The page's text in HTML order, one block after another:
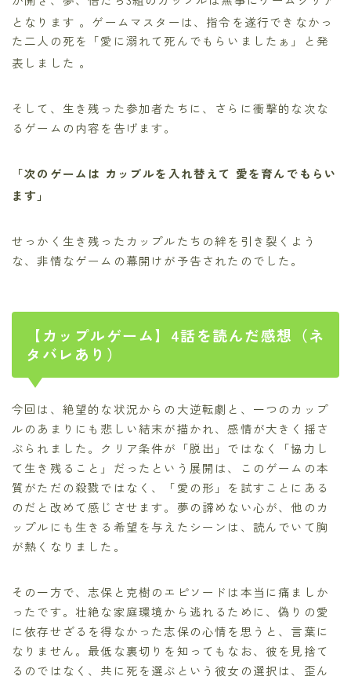
となります 。ゲームマスターは、指令を遂行できなかっ
た二人の死を「愛に溺れて死んでもらいましたぁ」と発
表しました 。
そして、生き残った参加者たちに、さらに衝撃的な次な
るゲームの内容を告げます。
「次のゲームは カップルを入れ替えて 愛を育んでもらい
ます」
せっかく生き残ったカップルたちの絆を引き裂くよう
な、非情なゲームの幕開けが予告されたのでした。
【カップルゲーム】4話を読んだ感想（ネ
タバレあり）
今回は、絶望的な状況からの大逆転劇と、一つのカップ
ルのあまりにも悲しい結末が描かれ、感情が大きく揺さ
ぶられました。クリア条件が「脱出」ではなく「協力し
て生き残ること」だったという展開は、このゲームの本
質がただの殺戮ではなく、「愛の形」を試すことにある
のだと改めて感じさせます。夢の諦めない心が、他のカ
ップルにも生きる希望を与えたシーンは、読んでいて胸
が熱くなりました。
その一方で、志保と克樹のエピソードは本当に痛ましか
ったです。壮絶な家庭環境から逃れるために、偽りの愛
に依存せざるを得なかった志保の心情を思うと、言葉に
なりません。最低な裏切りを知ってもなお、彼を見捨て
るのではなく、共に死を選ぶという彼女の選択は、歪ん